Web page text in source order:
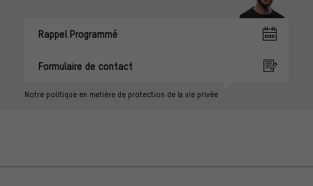
Rappel Programmé
Formulaire de contact
Notre politique en matière de protection de la vie privée